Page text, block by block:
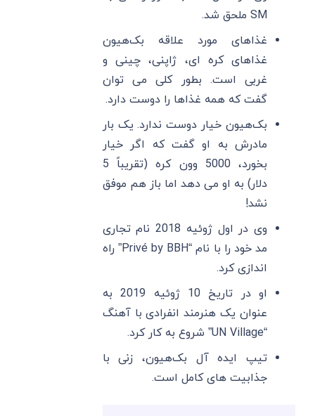
SM ملحق شد.
غذاهای مورد علاقه بک‌هیون
غذاهای کره ای، ژاپنی، چینی و
غربی است. بطور کلی می توان
گفت که همه غذاها را دوست دارد.
بک‌هیون خیار دوست ندارد. یک بار
مادرش به او گفت که اگر خیار
بخورد، 5000 وون کره (تقریباً 5
دلار) به او می دهد اما باز هم موفق
نشد!
وی در اول ژوئیه 2018 نام تجاری
مد خود را با نام “Privé by BBH” راه
اندازی کرد.
او در تاریخ 10 ژوئیه 2019 به
عنوان یک هنرمند انفرادی با آهنگ
“UN Village” شروع به کار کرد.
تیپ ایده آل بک‌هیون، زنی با
جذابیت های کامل است.